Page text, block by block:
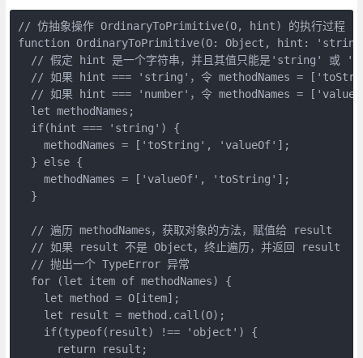
// 仿抽象操作 OrdinaryToPrimitive(O, hint) 的执行过程
function OrdinaryToPrimitive(O: Object, hint:
// 假定 hint 是一个字符串，并且其值只能是'string' 或
// 如果 hint === 'string'，令 methodNames =
// 如果 hint === 'number'，令 methodNames =
  let methodNames;
  if(hint === 'string') {
    methodNames = ['toString', 'valueOf'];
  } else {
    methodNames = ['valueOf', 'toString'];
  }
  // 遍历 methodNames，获取对象的方法，赋值给 result
  // 如果 result 不是 Object，终止遍历，并返回 result
  // 抛出一个 TypeError 异常
  for (let item of methodNames) {
    let method = O[item];
    let result = method.call(O);
    if(typeof(result) !== 'object') {
      return result;